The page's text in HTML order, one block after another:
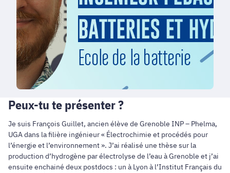
Peux-tu te présenter ?
Je suis François Guillet, ancien élève de Grenoble INP – Phelma,
UGA dans la filière ingénieur « Électrochimie et procédés pour
l’énergie et l’environnement ». J’ai réalisé une thèse sur la
production d’hydrogène par électrolyse de l’eau à Grenoble et j’ai
ensuite enchainé deux postdocs : un à Lyon à l’Institut Français du